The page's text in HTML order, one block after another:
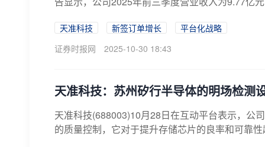
天准科技 新签订单增长
平台化战略
证券时报网
2025-10-30 18:43
天准科技：苏州矽行半导体的明场检测
天准科技(688003)10月28日在互动平台表示，公
的质量控制，它对于提升存储芯片的良率和可靠